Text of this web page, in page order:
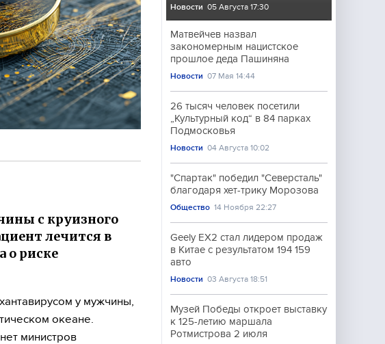
с круизного
лечится в
о риске
у мужчины,
океане.
министров
Новости 05 Августа 17:30
Матвейчев назвал
закономерным нацистское
прошлое деда Пашиняна
Новости 07 Мая 14:44
26 тысяч человек посетили
„Культурный код“ в 84 парках
Подмосковья
Новости 04 Августа 10:02
"Спартак" победил "Северсталь"
благодаря хет-трику Морозова
Общество 14 Ноября 22:27
Geely EX2 стал лидером продаж
в Китае с результатом 194 159
авто
Новости 03 Августа 18:51
Музей Победы откроет выставку
к 125-летию маршала
Ротмистрова 2 июля